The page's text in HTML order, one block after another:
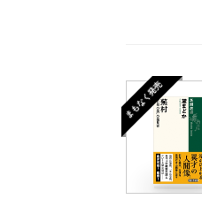
まもなく発売